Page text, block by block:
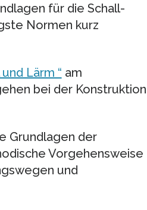
für die Schall-
Normen kurz
Lärm “ am
bei der Konstruktion
Grundlagen der
Vorgehensweise
und